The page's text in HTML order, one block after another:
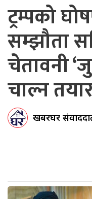
ट्रम्पको
सम्झौता
चेतावनी
चाल्न
खबरघर